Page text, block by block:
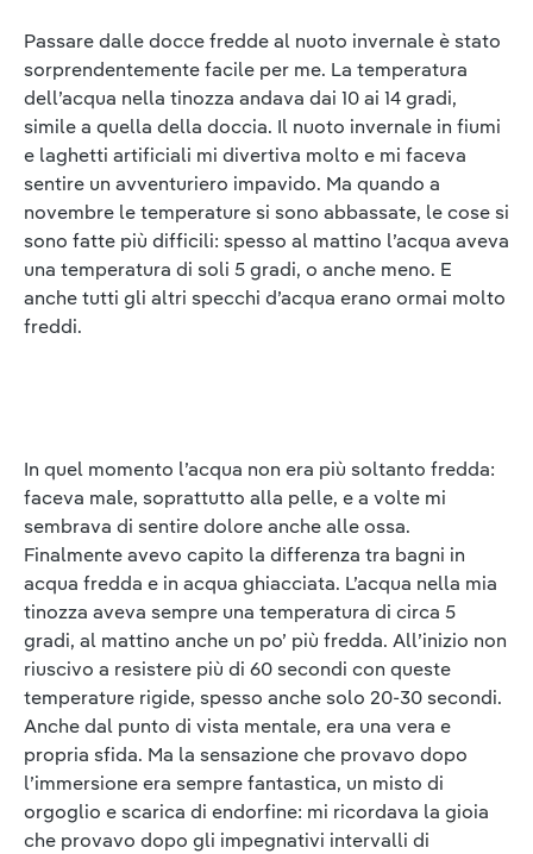
Passare dalle docce fredde al nuoto invernale è stato
sorprendentemente facile per me. La temperatura
dell’acqua nella tinozza andava dai 10 ai 14 gradi,
simile a quella della doccia. Il nuoto invernale in fiumi
e laghetti artificiali mi divertiva molto e mi faceva
sentire un avventuriero impavido. Ma quando a
novembre le temperature si sono abbassate, le cose si
sono fatte più difficili: spesso al mattino l’acqua aveva
una temperatura di soli 5 gradi, o anche meno. E
anche tutti gli altri specchi d’acqua erano ormai molto
freddi.
In quel momento l’acqua non era più soltanto fredda:
faceva male, soprattutto alla pelle, e a volte mi
sembrava di sentire dolore anche alle ossa.
Finalmente avevo capito la differenza tra bagni in
acqua fredda e in acqua ghiacciata. L’acqua nella mia
tinozza aveva sempre una temperatura di circa 5
gradi, al mattino anche un po’ più fredda. All’inizio non
riuscivo a resistere più di 60 secondi con queste
temperature rigide, spesso anche solo 20-30 secondi.
Anche dal punto di vista mentale, era una vera e
propria sfida. Ma la sensazione che provavo dopo
l’immersione era sempre fantastica, un misto di
orgoglio e scarica di endorfine: mi ricordava la gioia
che provavo dopo gli impegnativi intervalli di